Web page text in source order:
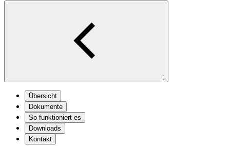
;
Übersicht
Dokumente
So funktioniert es
Downloads
Kontakt